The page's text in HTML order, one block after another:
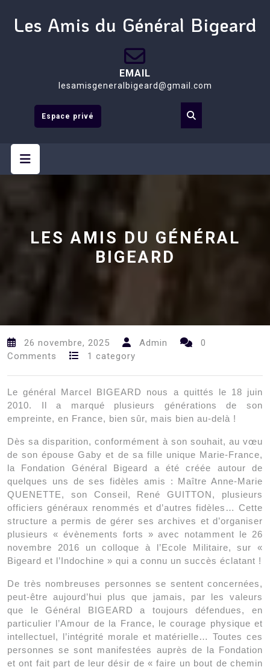
content
Les Amis du Général Bigeard
EMAIL
lesamisgeneralbigeard@gmail.com
Espace privé
LES AMIS DU GÉNÉRAL
BIGEARD
26 novembre, 2025 Admin
0
Comments
1 category
Le général Marcel BIGEARD nous a quittés le 18 juin
2010. Il a marqué plusieurs générations de son
empreinte, en France, bien sûr, mais bien au-delà !
Dès sa disparition, conformément à son souhait, au vœu
de son épouse Gaby et de sa fille unique Marie-France,
la Fondation Général Bigeard a été créée autour de
quelques uns de ses fidèles amis : Maître Anne-Marie
QUENETTE, son Conseil, René GUITTON, plusieurs
officiers généraux renommés et d’autres fidèles… Cette
structure a permis de gérer ses archives et d’organiser
plusieurs « évènements forts » avec notamment le 26
novembre 2016 un colloque à l’Ecole Militaire, sur «
Bigeard et l’Indochine » qui a connu un succès éclatant !
De très nombreuses personnes se sentent concernées,
peut-être aujourd’hui plus que jamais, par les valeurs
que le Général BIGEARD a toujours défendues, en
particulier l’Amour de la France, le courage physique et
intellectuel, l’intégrité morale et matérielle… Toutes ces
personnes se sont manifestées auprès de la Fondation
et ont fait part de leur désir de « faire un bout de chemin